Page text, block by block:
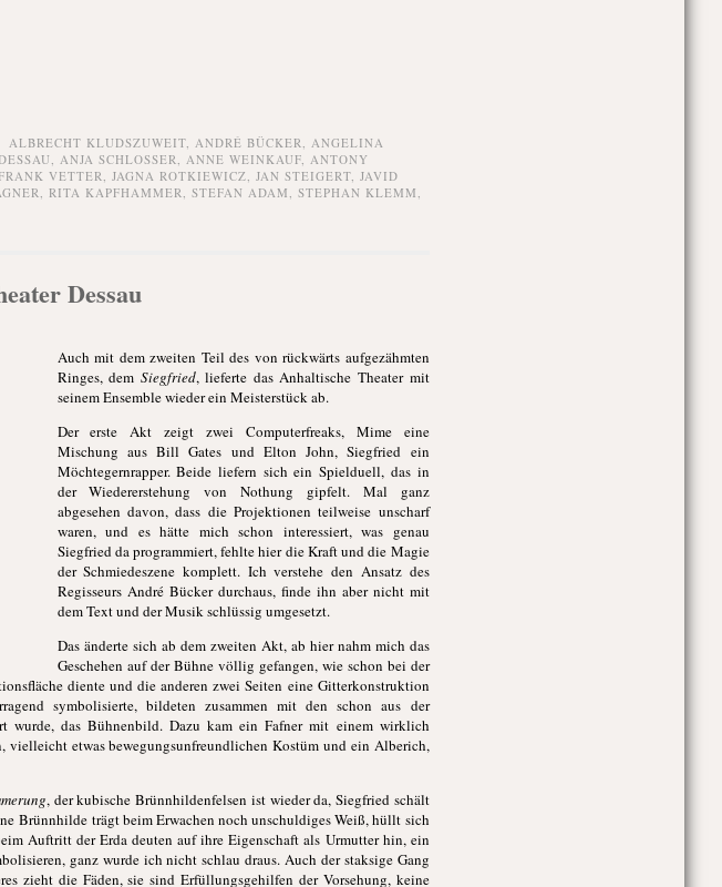
ALBRECHT KLUDSZUWEIT, ANDRÉ BÜCKER, ANGELINA
, ANJA SCHLOSSER, ANNE WEINKAUF, ANTONY
VETTER, JAGNA ROTKIEWICZ, JAN STEIGERT, JAVID
, RITA KAPFHAMMER, STEFAN ADAM, STEPHAN KLEMM,
Dessau
Auch mit dem zweiten Teil des von rückwärts aufgezähmten
Ringes, dem Siegfried, lieferte das Anhaltische Theater mit
seinem Ensemble wieder ein Meisterstück ab.
Der erste Akt zeigt zwei Computerfreaks, Mime eine
Mischung aus Bill Gates und Elton John, Siegfried ein
Möchtegernrapper. Beide liefern sich ein Spielduell, das in
der Wiedererstehung von Nothung gipfelt. Mal ganz
abgesehen davon, dass die Projektionen teilweise unscharf
waren, und es hätte mich schon interessiert, was genau
Siegfried da programmiert, fehlte hier die Kraft und die Magie
der Schmiedeszene komplett. Ich verstehe den Ansatz des
Regisseurs André Bücker durchaus, finde ihn aber nicht mit
dem Text und der Musik schlüssig umgesetzt.
Das änderte sich ab dem zweiten Akt, ab hier nahm mich das
Geschehen auf der Bühne völlig gefangen, wie schon bei der
diente und die anderen zwei Seiten eine Gitterkonstruktion
symbolisierte, bildeten zusammen mit den schon aus der
wurde, das Bühnenbild. Dazu kam ein Fafner mit einem wirklich
vielleicht etwas bewegungsunfreundlichen Kostüm und ein Alberich,
, der kubische Brünnhildenfelsen ist wieder da, Siegfried schält
Brünnhilde trägt beim Erwachen noch unschuldiges Weiß, hüllt sich
Auftritt der Erda deuten auf ihre Eigenschaft als Urmutter hin, ein
ganz wurde ich nicht schlau draus. Auch der staksige Gang
zieht die Fäden, sie sind Erfüllungsgehilfen der Vorsehung, keine